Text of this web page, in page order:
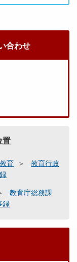
合わせ
置
育
教育行政
教育庁総務課
録